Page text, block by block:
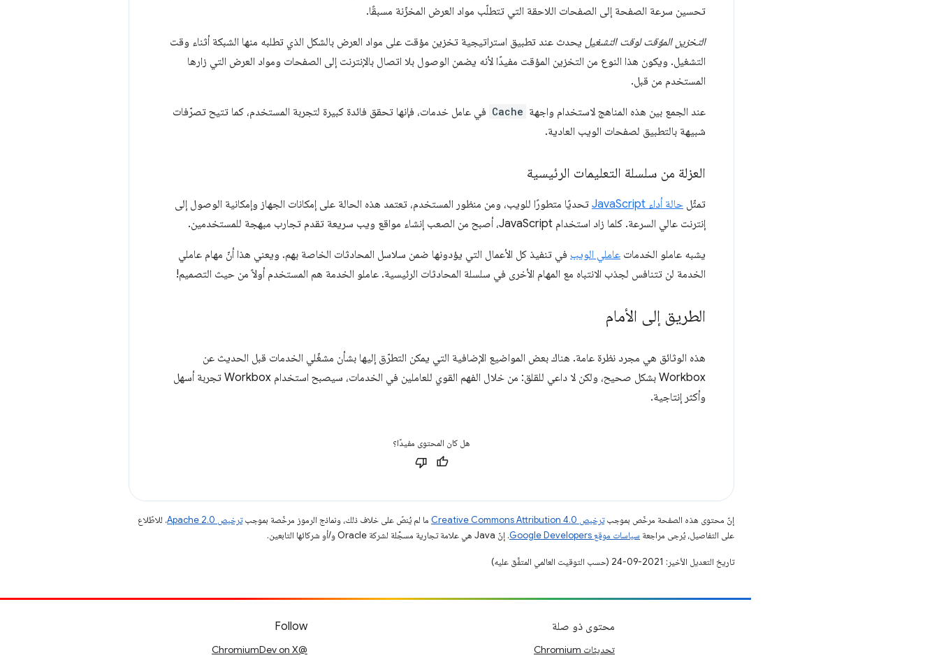
تحسين سرعة الصفحة إلى الصفحات اللاحقة التي تتطلّب مواد العرض المخزّنة مسبقًا.
التخزين المؤقت لوقت التشغيل يحدث عند تطبيق استراتيجية تخزين مؤقت على مواد العرض بالشكل الذي تطلبه منها الشبكة أثناء وقت
التشغيل. ويكون هذا النوع من التخزين المؤقت مفيدًا لأنه يضمن الوصول بلا اتصال بالإنترنت إلى الصفحات ومواد العرض التي زارها
المستخدم من قبل.
عند الجمع بين هذه المناهج لاستخدام واجهة Cache في عامل خدمات، فإنها تحقق فائدة كبيرة لتجربة المستخدم، كما تتيح تصرّفات
شبيهة بالتطبيق لصفحات الويب العادية.
العزلة من سلسلة التعليمات الرئيسية
تمثّل حالة أداء JavaScript
تحديًا متطورًا للويب، ومن منظور المستخدم، تعتمد هذه الحالة على إمكانات الجهاز وإمكانية الوصول إلى
إنترنت عالي السرعة. كلما زاد استخدام JavaScript، أصبح من الصعب إنشاء مواقع ويب سريعة تقدم تجارب مبهجة للمستخدمين.
يشبه عاملو الخدمات عاملي الويب في تنفيذ كل الأعمال التي يؤدونها ضمن سلاسل المحادثات الخاصة بهم. ويعني هذا أنّ مهام عاملي
الخدمة لن تتنافس لجذب الانتباه مع المهام الأخرى في سلسلة المحادثات الرئيسية. عاملو الخدمة هم المستخدم أولاً من حيث التصميم!
الطريق إلى الأمام
هذه الوثائق هي مجرد نظرة عامة. هناك بعض المواضيع الإضافية التي يمكن التطرّق إليها بشأن مشغّلي الخدمات قبل الحديث عن
Workbox بشكل صحيح، ولكن لا داعي للقلق: من خلال الفهم القوي للعاملين في الخدمات، سيصبح استخدام Workbox تجربة أسهل
وأكثر إنتاجية.
هل كان المحتوى مفيدًا؟
إنّ محتوى هذه الصفحة مرخّص بموجبترخيص Creative Commons Attribution 4.0‏ ما لم يُنصّ على خلاف ذلك، ونماذج الرموز مرخّصة بموجبترخيص Apache 2.0‏
. للاطّلاع
على التفاصيل، يُرجى مراجعة سياسات موقع Google Developers‏ . إنّ Java هي علامة تجارية مسجَّلة لشركة Oracle و/أو شركائها التابعين.
تاريخ التعديل الأخير: 2021-09-24 (حسب التوقيت العالمي المتفَّق عليه)
محتوى ذو صلة
تحديثات Chromium
Follow
@ChromiumDev on X